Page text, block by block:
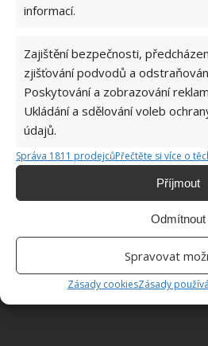
informací.
Zajištění bezpečnosti,
zjišťování podvodů a
Poskytování a zobrazování
Ukládání a sdělování voleb
údajů.
Správa 1811 prodejcůPřečtěte si více o
Příjmout
Odmítnout
Spravovat
Zásady cookiesZásady